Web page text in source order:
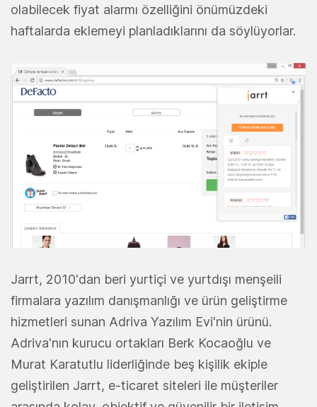
olabilecek fiyat alarmı özelliğini önümüzdeki
haftalarda eklemeyi planladıklarını da söylüyorlar.
Jarrt, 2010'dan beri yurtiçi ve yurtdışı menşeili
firmalara yazılım danışmanlığı ve ürün geliştirme
hizmetleri sunan Adriva Yazılım Evi'nin ürünü.
Adriva'nın kurucu ortakları Berk Kocaoğlu ve
Murat Karatutlu liderliğinde beş kişilik ekiple
geliştirilen Jarrt, e-ticaret siteleri ile müşteriler